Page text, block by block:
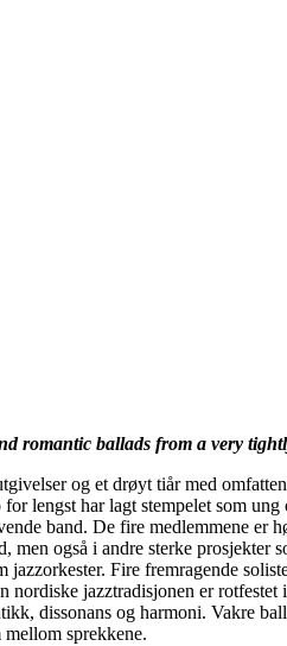
romantic ballads from a very
og et drøyt tiår med
lengst har lagt stempelet som
band. De fire medlemmene er
men også i andre sterke prosjekter
jazzorkester. Fire fremragende
nordiske jazztradisjonen er
dissonans og harmoni. Vakre
sprekkene.